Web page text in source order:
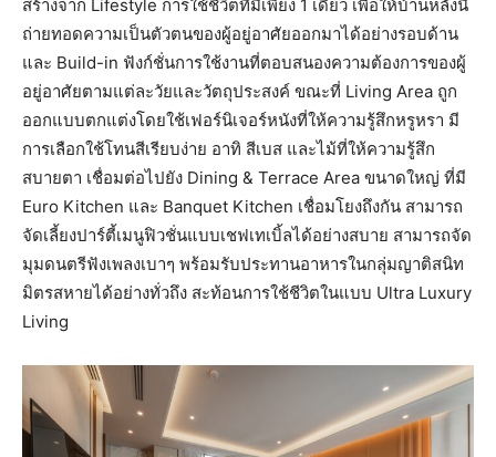
สร้างจาก Lifestyle การใช้ชีวิตที่มีเพียง 1 เดียว เพื่อให้บ้านหลังนี้
ถ่ายทอดความเป็นตัวตนของผู้อยู่อาศัยออกมาได้อย่างรอบด้าน
และ Build-in ฟังก์ชั่นการใช้งานที่ตอบสนองความต้องการของผู้
อยู่อาศัยตามแต่ละวัยและวัตถุประสงค์ ขณะที่ Living Area ถูก
ออกแบบตกแต่งโดยใช้เฟอร์นิเจอร์หนังที่ให้ความรู้สึกหรูหรา มี
การเลือกใช้โทนสีเรียบง่าย อาทิ สีเบส และไม้ที่ให้ความรู้สึก
สบายตา เชื่อมต่อไปยัง Dining & Terrace Area ขนาดใหญ่ ที่มี
Euro Kitchen และ Banquet Kitchen เชื่อมโยงถึงกัน สามารถ
จัดเลี้ยงปาร์ตี้เมนูฟิวชั่นแบบเชฟเทเบิ้ลได้อย่างสบาย สามารถจัด
มุมดนตรีฟังเพลงเบาๆ พร้อมรับประทานอาหารในกลุ่มญาติสนิท
มิตรสหายได้อย่างทั่วถึง สะท้อนการใช้ชีวิตในแบบ Ultra Luxury
Living